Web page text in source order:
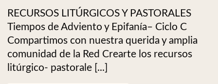
RECURSOS LITÚRGICOS Y PASTORALES
Tiempos de Adviento y Epifanía– Ciclo C
Compartimos con nuestra querida y amplia
comunidad de la Red Crearte los recursos
litúrgico- pastorale [...]